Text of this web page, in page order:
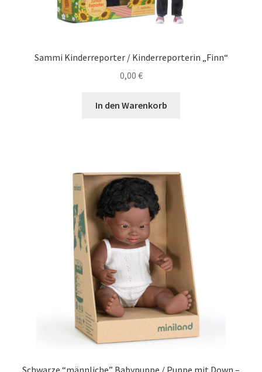
Sammi Kinderreporter / Kinderreporterin „Finn“
0,00 €
In den Warenkorb